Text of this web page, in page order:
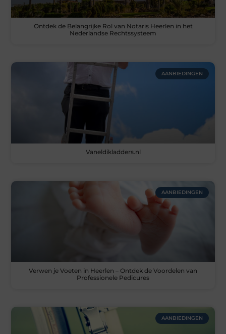
Ontdek de Belangrijke Rol van Notaris Heerlen in het
Nederlandse Rechtssysteem
AANBIEDINGEN
Vaneldikladders.nl
AANBIEDINGEN
Verwen je Voeten in Heerlen – Ontdek de Voordelen van
Professionele Pedicures
AANBIEDINGEN